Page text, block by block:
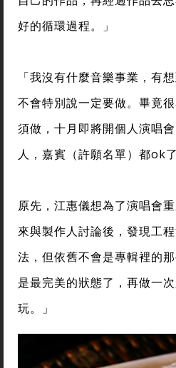
好的循環過程。」
「我沒有什麼音樂事業，有
不會特別說一定要做。畢竟
須做，十月即將開個人演唱
人，嘉賓（許願名單）都ok
原先，江惠儀想為了演唱會
來與製作人討論後，發現工
法，但依舊不會是專輯裡的
是最完美的狀態了，再做一
玩。」